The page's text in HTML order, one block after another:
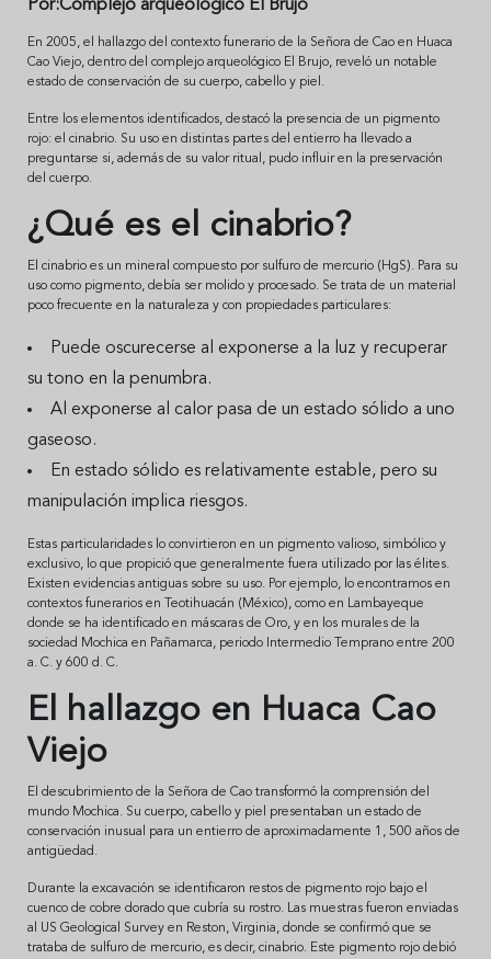
Por:Complejo arqueológico El Brujo
En 2005, el hallazgo del contexto funerario de la Señora de Cao en Huaca
Cao Viejo, dentro del complejo arqueológico El Brujo, reveló un notable
estado de conservación de su cuerpo, cabello y piel.
Entre los elementos identificados, destacó la presencia de un pigmento
rojo: el cinabrio. Su uso en distintas partes del entierro ha llevado a
preguntarse si, además de su valor ritual, pudo influir en la preservación
del cuerpo.
¿Qué es el cinabrio?
El cinabrio es un mineral compuesto por sulfuro de mercurio (HgS). Para su
uso como pigmento, debía ser molido y procesado. Se trata de un material
poco frecuente en la naturaleza y con propiedades particulares:
Puede oscurecerse al exponerse a la luz y recuperar
su tono en la penumbra.
Al exponerse al calor pasa de un estado sólido a uno
gaseoso.
En estado sólido es relativamente estable, pero su
manipulación implica riesgos.
Estas particularidades lo convirtieron en un pigmento valioso, simbólico y
exclusivo, lo que propició que generalmente fuera utilizado por las élites.
Existen evidencias antiguas sobre su uso. Por ejemplo, lo encontramos en
contextos funerarios en Teotihuacán (México), como en Lambayeque
donde se ha identificado en máscaras de Oro, y en los murales de la
sociedad Mochica en Pañamarca, periodo Intermedio Temprano entre 200
a. C. y 600 d. C.
El hallazgo en Huaca Cao
Viejo
El descubrimiento de la Señora de Cao transformó la comprensión del
mundo Mochica. Su cuerpo, cabello y piel presentaban un estado de
conservación inusual para un entierro de aproximadamente 1, 500 años de
antigüedad.
Durante la excavación se identificaron restos de pigmento rojo bajo el
cuenco de cobre dorado que cubría su rostro. Las muestras fueron enviadas
al US Geological Survey en Reston, Virginia, donde se confirmó que se
trataba de sulfuro de mercurio, es decir, cinabrio. Este pigmento rojo debió